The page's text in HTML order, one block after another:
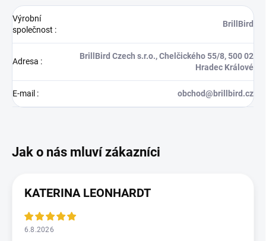
Výrobní
společnost :
BrillBird
Adresa :
BrillBird Czech s.r.o., Chelčického 55/8, 500 02
Hradec Králové
E-mail : obchod@brillbird.cz
KATERINA LEONHARDT
6.8.2026